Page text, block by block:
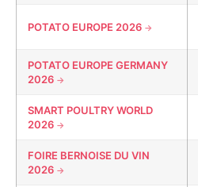
POTATO EUROPE 2026
POTATO EUROPE GERMANY
2026
SMART POULTRY WORLD
2026
FOIRE BERNOISE DU VIN
2026